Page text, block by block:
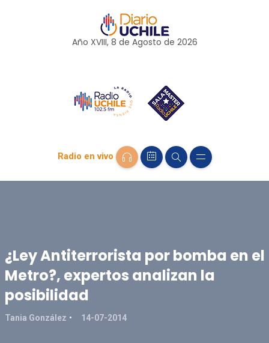
Año XVIII, 8 de Agosto de 2026
Radio en vivo
¿Ley Antiterrorista por bomba en el
Metro?, expertos analizan la
posibilidad
Tania González 14-07-2014